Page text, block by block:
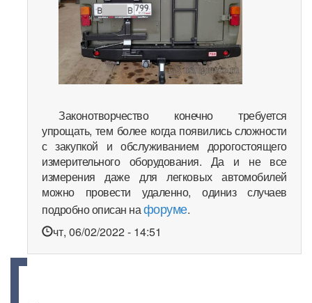
Законотворчество конечно требуется
упрощать, тем более когда появились сложности
с закупкой и обслуживанием дорогостоящего
измерительного оборудования. Да и не все
измерения даже для легковых автомобилей
можно провести удаленно, одиниз случаев
подробно описан нафоруме.
чт, 06/02/2022 - 14:51